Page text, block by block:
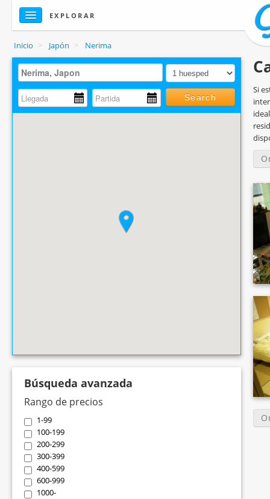
EXPLORAR
Inicio > Japón > Nerima
Search
Búsqueda avanzada
Rango de precios
1-99
100-199
200-299
300-399
400-599
600-999
1000-
Si